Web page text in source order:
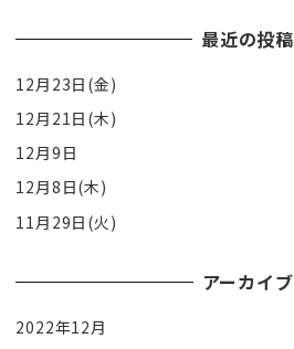
最近の投稿
12月23日(金)
12月21日(木)
12月9日
12月8日(木)
11月29日(火)
アーカイブ
2022年12月